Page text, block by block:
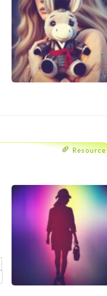
Resource